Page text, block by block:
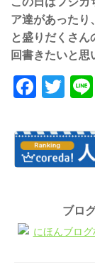
ア達があったり
と盛りだくさん
回書きたいと思
ブロ